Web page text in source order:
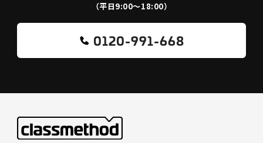
（平日9:00〜18:00）
0120-991-668